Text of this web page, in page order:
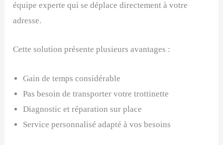
équipe experte qui se déplace directement à votre
adresse.
Cette solution présente plusieurs avantages :
Gain de temps considérable
Pas besoin de transporter votre trottinette
Diagnostic et réparation sur place
Service personnalisé adapté à vos besoins